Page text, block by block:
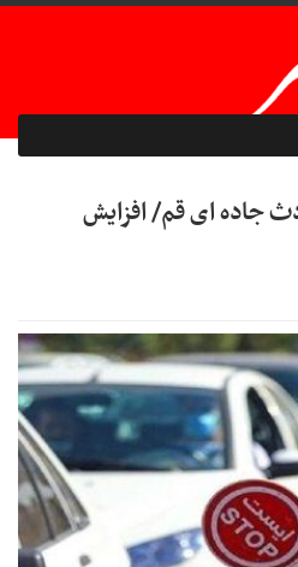
در حوادث جاده ای قم/ افزایش